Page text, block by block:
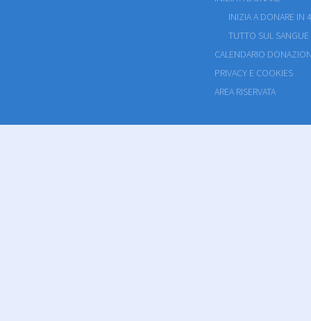
INIZIA A DONARE IN
TUTTO SUL SANGUE
CALENDARIO
PRIVACY E COOKIES
AREA RISERVATA